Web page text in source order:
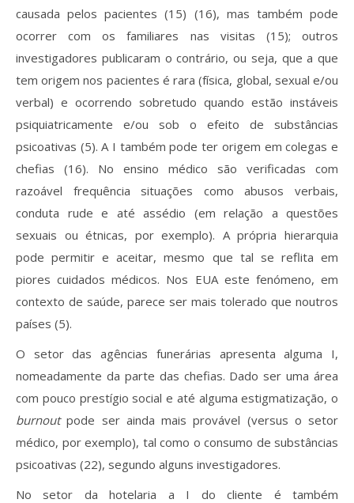
causada pelos pacientes (15) (16), mas também pode
ocorrer com os familiares nas visitas (15); outros
investigadores publicaram o contrário, ou seja, que a que
tem origem nos pacientes é rara (física, global, sexual e/ou
verbal) e ocorrendo sobretudo quando estão instáveis
psiquiatricamente e/ou sob o efeito de substâncias
psicoativas (5). A I também pode ter origem em colegas e
chefias (16). No ensino médico são verificadas com
razoável frequência situações como abusos verbais,
conduta rude e até assédio (em relação a questões
sexuais ou étnicas, por exemplo). A própria hierarquia
pode permitir e aceitar, mesmo que tal se reflita em
piores cuidados médicos. Nos EUA este fenómeno, em
contexto de saúde, parece ser mais tolerado que noutros
países (5).
O setor das agências funerárias apresenta alguma I,
nomeadamente da parte das chefias. Dado ser uma área
com pouco prestígio social e até alguma estigmatização, o
burnoutpode ser ainda mais provável (versus o setor
médico, por exemplo), tal como o consumo de substâncias
psicoativas (22), segundo alguns investigadores.
No setor da hotelaria a I do cliente é também